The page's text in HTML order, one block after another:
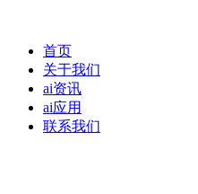
首页
关于我们
ai资讯
ai应用
联系我们